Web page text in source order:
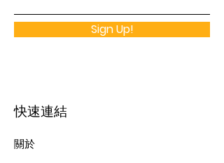
Sign Up!
快速連結
關於